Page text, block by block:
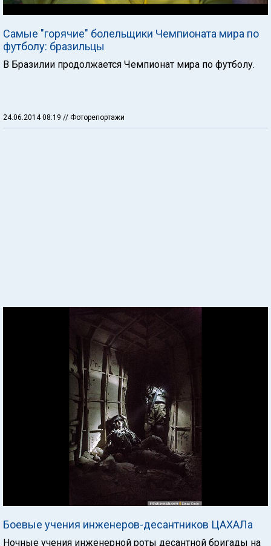
Самые "горячие" болельщики Чемпионата мира по
футболу: бразильцы
В Бразилии продолжается Чемпионат мира по футболу.
24.06.2014 08:19 // Фоторепортажи
Боевые учения инженеров-десантников ЦАХАЛа
Ночные учения инженерной роты десантной бригады на